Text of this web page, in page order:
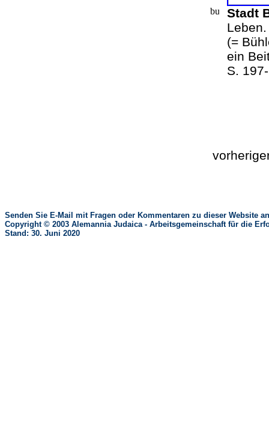
Stadt
(=
ein
S.
Senden Sie E-Mail mit Fragen oder Kommentaren zu dieser Website
Copyright © 2003 Alemannia Judaica - Arbeitsgemeinschaft für die
Stand: 30. Juni 2020